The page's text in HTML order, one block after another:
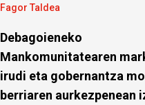
Fagor Taldea
Debagoieneko
Mankomunitatearen
irudi eta gobernantza
berriaren aurkezpenean